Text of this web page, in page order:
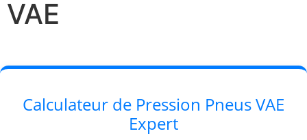
VAE
Calculateur de Pression Pneus VAE
Expert